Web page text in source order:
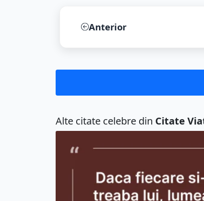
Anterior
Alte citate celebre din Citate